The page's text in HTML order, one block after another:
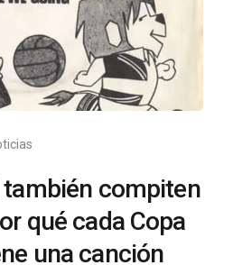
también compiten
qué cada Copa
una canción